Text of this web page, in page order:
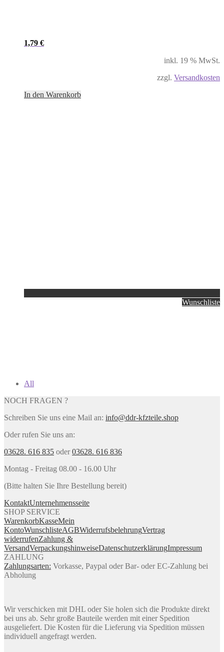
1,79 €
inkl. 19 % MwSt.
zzgl. Versandkosten
In den Warenkorb
Wunschliste
All
NOCH FRAGEN ?
Schreiben Sie uns eine Mail an: info@ddr-kfzteile.shop
Oder rufen Sie uns an:
03628. 616 835 oder03628. 616 836
Montag - Freitag 08.00 - 16.00 Uhr
(Bitte halten Sie Ihre Bestellung bereit)
KontaktUnternehmensseite
SHOP SERVICE
WarenkorbKasseMein
KontoWunschlisteAGBWiderrufsbelehrungVertrag
widerrufenZahlung &
VersandVerpackungshinweiseDatenschutzerklärungImpressum
ZAHLUNG
Zahlungsarten: Vorkasse, Paypal oder Bar- oder EC-Zahlung bei
Abholung
Wir verschicken mit DHL oder Sie holen sich die Produkte direkt
bei uns ab. Sehr große Bauteile werden mit einer Spedition
ausgeliefert. Die Kosten für die Lieferung via Spedition müssen
individuell angefragt werden.